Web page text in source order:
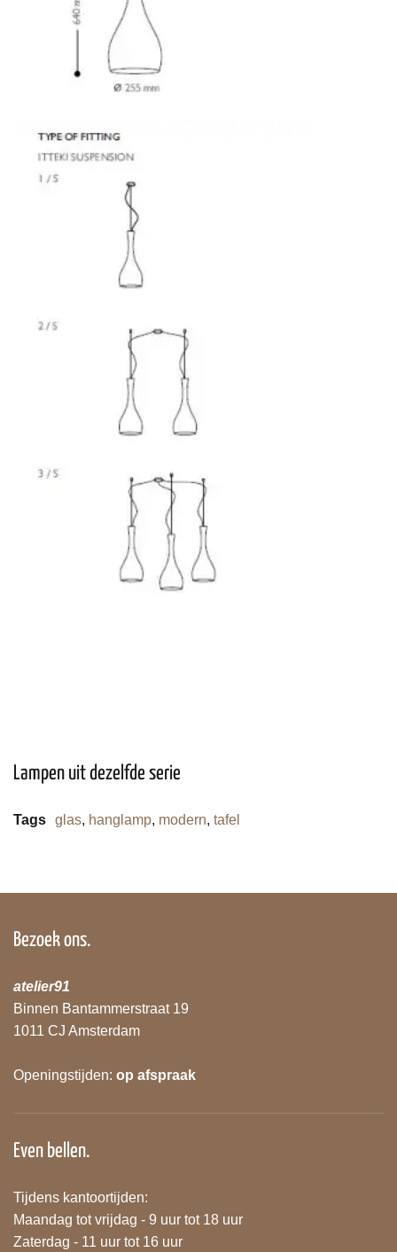
Lampen uit dezelfde serie
Tags glas, hanglamp, modern, tafel
Bezoek ons.
atelier91
Binnen Bantammerstraat 19
1011 CJ Amsterdam
Openingstijden: op afspraak
Even bellen.
Tijdens kantoortijden:
Maandag tot vrijdag - 9 uur tot 18 uur
Zaterdag - 11 uur tot 16 uur